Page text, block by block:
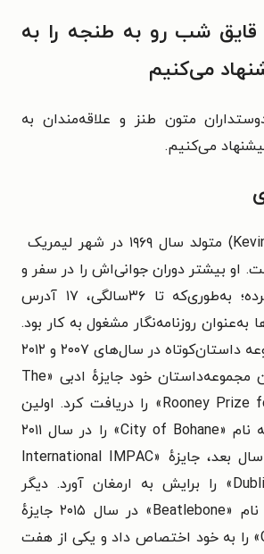
قایق شب رو به طنجه را به
می‌کنیم
متون طنز و علاقه‌مندان به
می‌کنیم.
(Kevin Barry) متولد سال ۱۹۶۹ در شهر لیمریک
او بیشتر دوران جوانی‌اش را در سفر و
جابه‌جایی به‌ سر برده؛ به‌طوری‌که تا ۳۶سالگی، ۱۷ آدرس
روزنامه‌نگار مشغول به کار بود.
او نویسندهٔ دو مجموعه داستان‌کوتاه در سال‌های ۲۰۰۷ و ۲۰۱۲
است. برای نخستین مجموعه‌داستان خود جایزهٔ ادبی «The
Rooney Prize for Irish Literature» را دریافت کرد. اولین
داستان بلند خود به نام «City of Bohane» را در سال ۲۰۱۱
منتشر کرد که دو سال بعد، جایزهٔ «International IMPAC
Dublin Literary Award» را برایش به ارمغان آورد. دیگر
داستان بلند او به نام «Beatlebone» در سال ۲۰۱۵ جایزهٔ
«Goldsmiths Prize» را به خود اختصاص داد و یکی از هفت